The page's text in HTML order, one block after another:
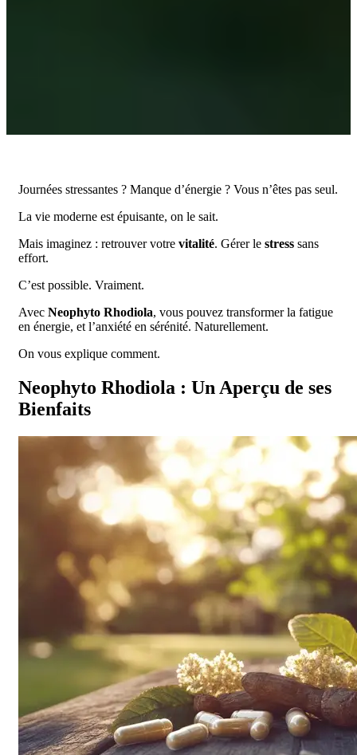
Journées stressantes ? Manque d’énergie ? Vous n’êtes pas seul.
La vie moderne est épuisante, on le sait.
Mais imaginez : retrouver votre vitalité. Gérer le stress sans
effort.
C’est possible. Vraiment.
Avec Neophyto Rhodiola, vous pouvez transformer la fatigue
en énergie, et l’anxiété en sérénité. Naturellement.
On vous explique comment.
Neophyto Rhodiola : Un Aperçu de ses
Bienfaits